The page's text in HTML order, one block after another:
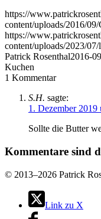
https://
content/uploads/2016/
https://
content/uploads/2023/
Patrick Rosenthal2016-
Kuchen
1 Kommentar
S.H. sagte:
1. Dezember 2019
Sollte die Butter
Kommentare sind
© 2013–2026 Patrick
Link zu X